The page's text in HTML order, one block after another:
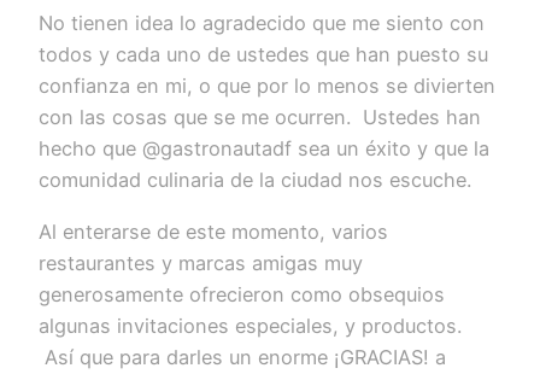
No tienen idea lo agradecido que me siento con
todos y cada uno de ustedes que han puesto su
confianza en mi, o que por lo menos se divierten
con las cosas que se me ocurren. Ustedes han
hecho que @gastronautadf sea un éxito y que la
comunidad culinaria de la ciudad nos escuche.
Al enterarse de este momento, varios
restaurantes y marcas amigas muy
generosamente ofrecieron como obsequios
algunas invitaciones especiales, y productos.
Así que para darles un enorme ¡GRACIAS! a